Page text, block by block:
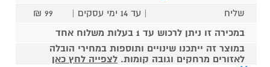
שליח
| עד 14 ימי עסקים |
99 ₪
במכירה זו ניתן לרכוש עד 1 בעלות משלוח אחד
במוצר זה ייתכנו שינויים ותוספות במחירי הובלה
לאזורים מרחקים וגובה קומות. לצפייה לחץ כאן